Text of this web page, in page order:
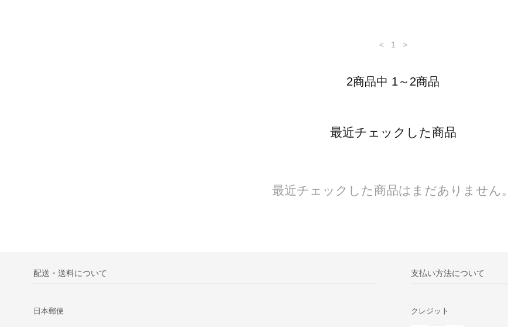
< 1 >
2商品中 1～2商品
最近チェックした商品
最近チェックした商品はまだありません。
配送・送料について
日本郵便
支払い方法について
クレジット